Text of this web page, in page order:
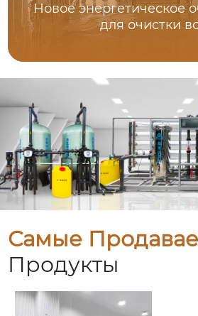
Новое энергетическое
для очистки
Самые
Продукты